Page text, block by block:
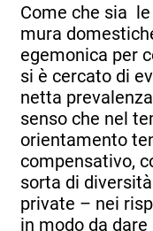
Come che sia le
mura
egemonica per
si è cercato di
netta
senso che nel
orientamento
compensativo,
sorta di
private – nei
in modo da